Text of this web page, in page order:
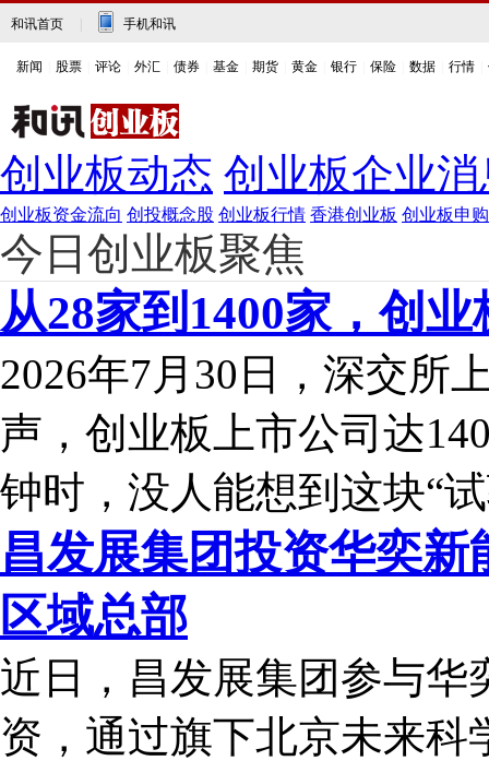
和讯首页 手机和讯
新闻 股票 评论 外汇 债券 基金 期货 黄金 银行 保险 数据 行情
创业板动态 创业板企业消
创业板资金流向 创投概念股 创业板行情 香港创业板 创业板申
今日创业板聚焦
从28家到1400家，创
2026年7月30日，深交所
声，创业板上市公司达
钟时，没人能想到这块“
昌发展集团投资华奕
区域总部
近日，昌发展集团参与华
资，通过旗下北京未来